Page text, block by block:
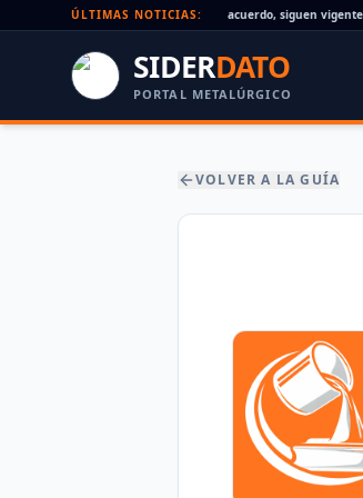
ÚLTIMAS NOTICIAS:
Paritaria UOM agosto 2026: sin acuerdo, siguen
SIDERDATO
PORTAL METALÚRGICO
VOLVER A LA GUÍA